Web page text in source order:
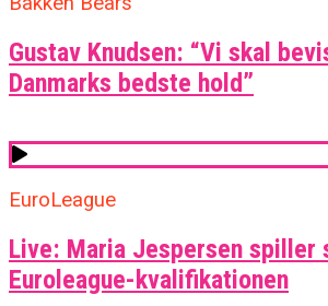
Gustav Knudsen: “Vi skal
Danmarks bedste hold”
EuroLeague
Live: Maria Jespersen spiller
Euroleague-kvalifikationen